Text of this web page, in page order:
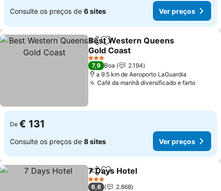
Consulte os preços de 6 sites Ver preços
PartilharAdicionar aos favoritos
Best Western Queens
Gold Coast
3 Estrelas
7,9 Boa
2.194
a 9.5 km de Aeroporto LaGuardia
Café da manhã diversificado e farto
De € 131
Consulte os preços de 8 sites Ver preços
PartilharAdicionar aos favoritos
7 Days Hotel
3 Estrelas
6,6
2.868